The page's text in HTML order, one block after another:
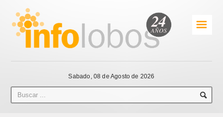
☰
Sabado, 08 de Agosto de 2026